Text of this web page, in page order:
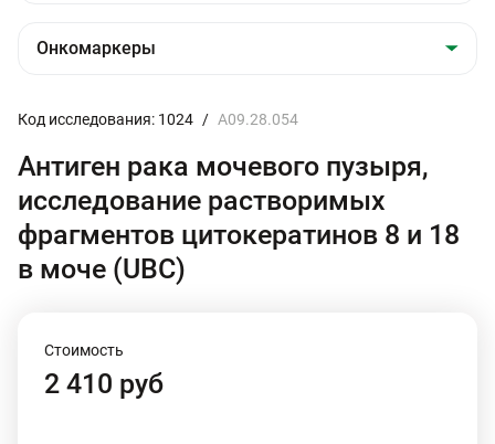
Код исследования: 1024 / A09.28.054
Антиген рака мочевого пузыря,
исследование растворимых
фрагментов цитокератинов 8 и 18
в моче (UBC)
Стоимость
2 410 руб